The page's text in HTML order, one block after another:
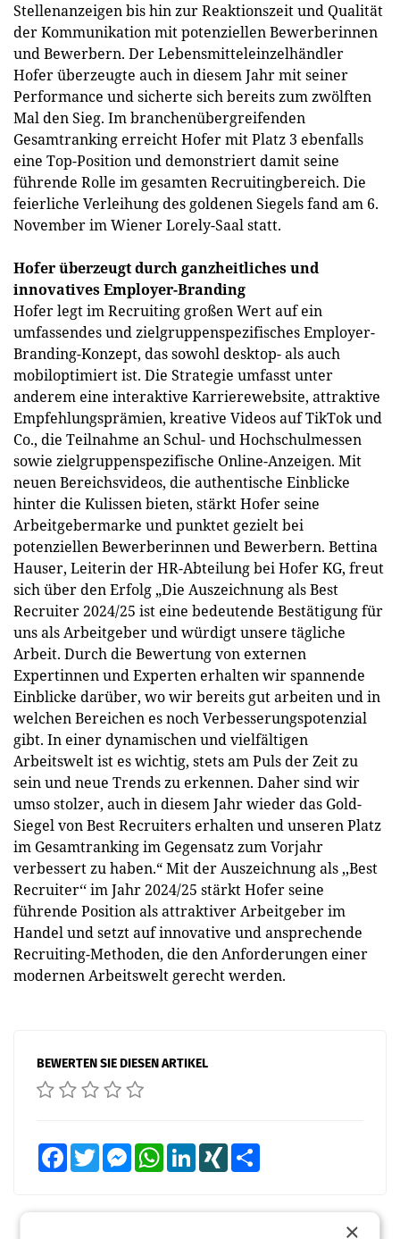
Stellenanzeigen bis hin zur Reaktionszeit und Qualität
der Kommunikation mit potenziellen Bewerberinnen
und Bewerbern. Der Lebensmitteleinzelhändler
Hofer überzeugte auch in diesem Jahr mit seiner
Performance und sicherte sich bereits zum zwölften
Mal den Sieg. Im branchenübergreifenden
Gesamtranking erreicht Hofer mit Platz 3 ebenfalls
eine Top-Position und demonstriert damit seine
führende Rolle im gesamten Recruitingbereich. Die
feierliche Verleihung des goldenen Siegels fand am 6.
November im Wiener Lorely-Saal statt.
Hofer überzeugt durch ganzheitliches und
innovatives Employer-Branding
Hofer legt im Recruiting großen Wert auf ein
umfassendes und zielgruppenspezifisches Employer-
Branding-Konzept, das sowohl desktop- als auch
mobiloptimiert ist. Die Strategie umfasst unter
anderem eine interaktive Karrierewebsite, attraktive
Empfehlungsprämien, kreative Videos auf TikTok und
Co., die Teilnahme an Schul- und Hochschulmessen
sowie zielgruppenspezifische Online-Anzeigen. Mit
neuen Bereichsvideos, die authentische Einblicke
hinter die Kulissen bieten, stärkt Hofer seine
Arbeitgebermarke und punktet gezielt bei
potenziellen Bewerberinnen und Bewerbern. Bettina
Hauser, Leiterin der HR-Abteilung bei Hofer KG, freut
sich über den Erfolg „Die Auszeichnung als Best
Recruiter 2024/25 ist eine bedeutende Bestätigung für
uns als Arbeitgeber und würdigt unsere tägliche
Arbeit. Durch die Bewertung von externen
Expertinnen und Experten erhalten wir spannende
Einblicke darüber, wo wir bereits gut arbeiten und in
welchen Bereichen es noch Verbesserungspotenzial
gibt. In einer dynamischen und vielfältigen
Arbeitswelt ist es wichtig, stets am Puls der Zeit zu
sein und neue Trends zu erkennen. Daher sind wir
umso stolzer, auch in diesem Jahr wieder das Gold-
Siegel von Best Recruiters erhalten und unseren Platz
im Gesamtranking im Gegensatz zum Vorjahr
verbessert zu haben.“ Mit der Auszeichnung als ,,Best
Recruiter‘‘ im Jahr 2024/25 stärkt Hofer seine
führende Position als attraktiver Arbeitgeber im
Handel und setzt auf innovative und ansprechende
Recruiting-Methoden, die den Anforderungen einer
modernen Arbeitswelt gerecht werden.
BEWERTEN SIE DIESEN ARTIKEL
FacebookTwitter MessengerWhatsAppLinkedInXING
×